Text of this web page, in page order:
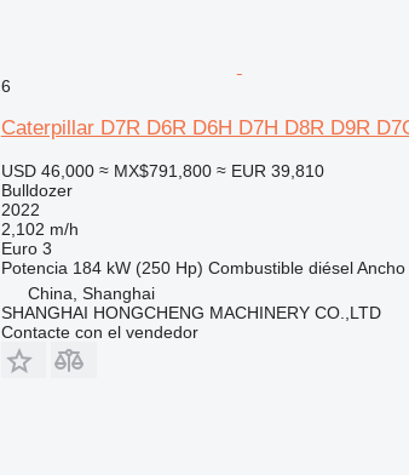
6
Caterpillar D7R D6R D6H D7H D8R D9R
USD 46,000 ≈ MX$791,800 ≈ EUR 39,810
Bulldozer
2022
2,102 m/h
Euro 3
Potencia 184 kW (250 Hp) Combustible diésel
China, Shanghai
SHANGHAI HONGCHENG MACHINERY CO.,LTD
Contacte con el vendedor